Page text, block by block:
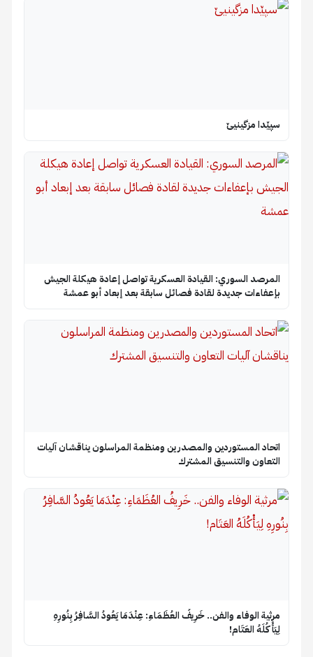
سپێدا مزگینیێ
المرصد السوري: القيادة العسكرية تواصل إعادة هيكلة الجيش
بإعفاءات جديدة لقادة فصائل سابقة بعد إبعاد أبو عمشة
اتحاد المستوردين والمصدرين ومنظمة المراسلون يناقشان آليات
التعاون والتنسيق المشترك
​مرثية الوفاء والفن.. خَرِيفُ العُظَمَاءِ: عِنْدَمَا يَعُودُ السَّافِرُ بِنُورِهِ
لِيَأْكُلَهُ العَتَام!